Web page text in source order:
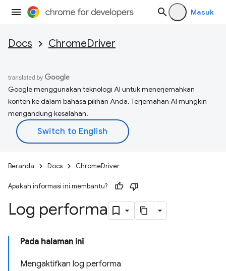
Masuk
Docs ChromeDriver
Google menggunakan teknologi AI untuk menerjemahkan
konten ke dalam bahasa pilihan Anda. Terjemahan AI mungkin
mengandung kesalahan.
Beranda Docs ChromeDriver
Apakah informasi ini membantu?
Log performa
Pada halaman ini
Mengaktifkan log performa